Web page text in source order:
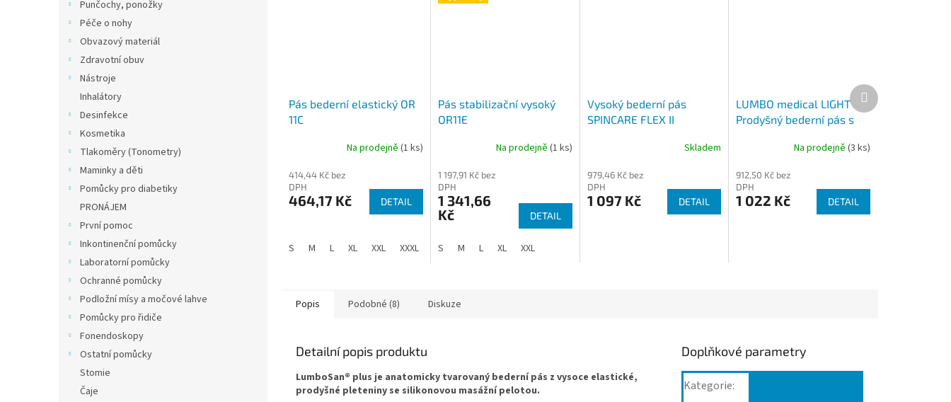
Punčochy, ponožky
Péče o nohy
Obvazový materiál
Zdravotní obuv
Nástroje
Inhalátory
Desinfekce
Kosmetika
Tlakoměry (Tonometry)
Maminky a děti
Pomůcky pro diabetiky
PRONÁJEM
První pomoc
Inkontinenční pomůcky
Laboratorní pomůcky
Ochranné pomůcky
Podložní mísy a močové lahve
Pomůcky pro řidiče
Fonendoskopy
Ostatní pomůcky
Stomie
Čaje
Pás bederní elastický OR
11C
Na prodejně (1 ks)
414,44 Kč bez
DPH
464,17 Kč DETAIL
S M L XL XXL XXXL
Pás stabilizační vysoký
OR11E
Na prodejně (1 ks)
1 197,91 Kč bez
DPH
1 341,66
Kč
DETAIL
S M L XL XXL
Vysoký bederní pás
SPINCARE FLEX II
Skladem
979,46 Kč bez
DPH
1 097 Kč DETAIL
LUMBO medical LIGHT
Prodyšný bederní pás s
Na prodejně (3 ks)
912,50 Kč bez
DPH
1 022 Kč DETAIL
Další
produkt
Popis Podobné (8) Diskuze
Detailní popis produktu
LumboSan® plus je anatomicky tvarovaný bederní pás z vysoce elastické,
prodyšné pleteniny se silikonovou masážní pelotou.
Doplňkové parametry
Kategorie: